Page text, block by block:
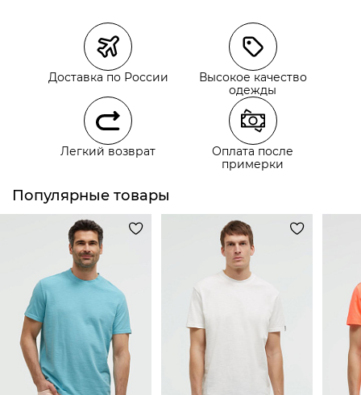
Курьерская доставка СДЭК
Самовывоз из пункта выдачи СДЭК
Самовывоз из наших магазинов
Курьерская доставка СДЭК
Самовывоз из пункта выдачи СДЭК
Доставка по России
Высокое качество
одежды
Легкий возврат
Оплата после
примерки
Популярные товары